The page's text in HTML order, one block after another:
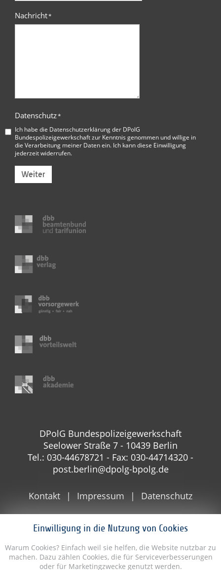
Einwilligung in die Nutzung von Cookies
Warum Cookies? Einfach weil sie helfen, die Website nutzbar zu
machen. Dazu zählen Cookies, die für Serviceverbesserungen
oder für Marketingzwecke genutzt werden.
Nachricht*
Datenschutz*
Ich habe die Datenschutzerklärung der DPolG
Bundespolizeigewerkschaftzur Kenntnis genommen und willige in
die Verarbeitung meiner Daten ein. Ich kann diese Einwilligung
jederzeit widerrufen.
Weiter
DPolG Bundespolizeigewerkschaft
Seelower Straße 7 - 10439 Berlin
Tel.: 030-44678721 - Fax: 030-44714320 -
post.berlin@dpolg-bpolg.de
Kontakt Impressum Datenschutz